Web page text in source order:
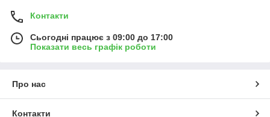
Контакти
Сьогодні працює з 09:00 до 17:00
Показати весь графік роботи
Про нас
Контакти